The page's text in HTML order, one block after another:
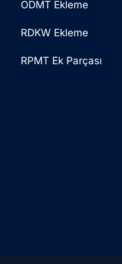
ODMT Ekleme
RDKW Ekleme
RPMT Ek Parçası